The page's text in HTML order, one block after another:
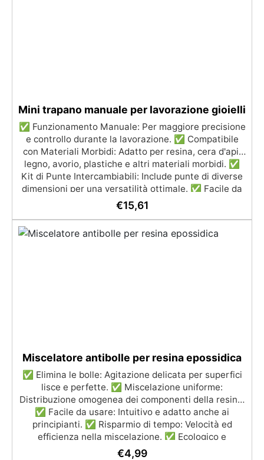
Mini trapano manuale per lavorazione gioielli
✅ Funzionamento Manuale: Per maggiore precisione
e controllo durante la lavorazione. ✅ Compatibile
con Materiali Morbidi: Adatto per resina, cera d'api,
legno, avorio, plastiche e altri materiali morbidi. ✅
Kit di Punte Intercambiabili: Include punte di diverse
dimensioni per una versatilità ottimale. ✅ Facile da
Usare: Semplice da montare e maneggiare per lavori
di precisione.
€15,61
Miscelatore antibolle per resina epossidica
✅ Elimina le bolle: Agitazione delicata per superfici
lisce e perfette. ✅ Miscelazione uniforme:
Distribuzione omogenea dei componenti della resina.
✅ Facile da usare: Intuitivo e adatto anche ai
principianti. ✅ Risparmio di tempo: Velocità ed
efficienza nella miscelazione. ✅ Ecologico e
riutilizzabile: Facile da pulire e riutilizzare.
€4,99